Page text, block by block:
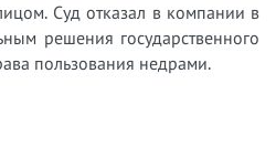
Суд отказал в компании в
решения государственного
пользования недрами.